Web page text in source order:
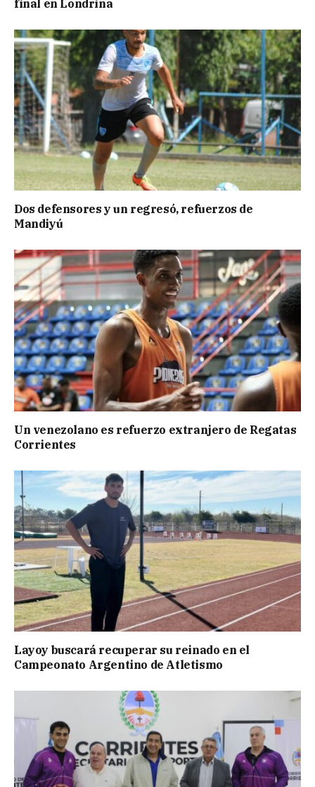
final en Londrina
Dos defensores y un regresó, refuerzos de
Mandiyú
Un venezolano es refuerzo extranjero de Regatas
Corrientes
Layoy buscará recuperar su reinado en el
Campeonato Argentino de Atletismo